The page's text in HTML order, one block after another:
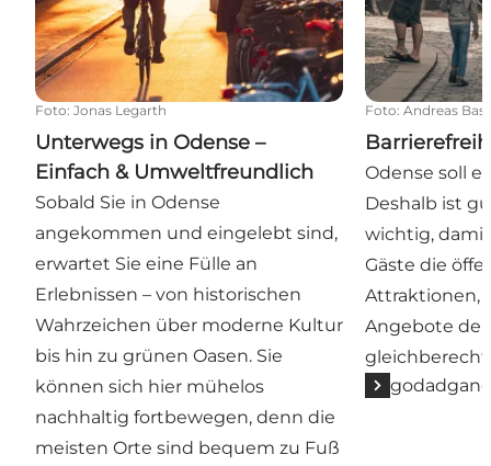
Foto: Jonas Legarth
Unterwegs in Odense –
Einfach & Umweltfreundlich
Sobald Sie in Odense
angekommen und eingelebt sind,
erwartet Sie eine Fülle an
Erlebnissen – von historischen
Wahrzeichen über moderne Kultur
bis hin zu grünen Oasen. Sie
können sich hier mühelos
nachhaltig fortbewegen, denn die
meisten Orte sind bequem zu Fuß
Foto: Andreas
Odense soll
Deshalb ist
wichtig,
Gäste die
Attraktionen,
Angebote